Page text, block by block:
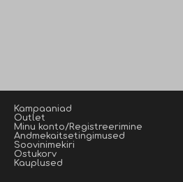
Kampaaniad
Outlet
Minu konto/Registreerimine
Andmekaitsetingimused
Soovinimekiri
Ostukorv
Kauplused